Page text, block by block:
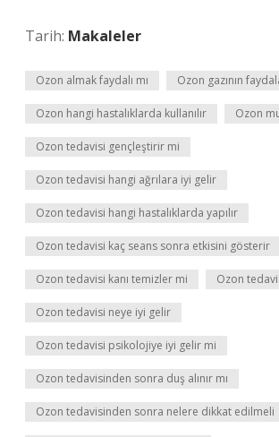
Tarih: Makaleler
Ozon almak faydalı mı Ozon gazının
Ozon hangi hastalıklarda kullanılır Ozon
Ozon tedavisi gençleştirir mi
Ozon tedavisi hangi ağrılara iyi gelir
Ozon tedavisi hangi hastalıklarda yapılır
Ozon tedavisi kaç seans sonra etkisini gösterir
Ozon tedavisi kanı temizler mi Ozon
Ozon tedavisi neye iyi gelir
Ozon tedavisi psikolojiye iyi gelir mi
Ozon tedavisinden sonra duş alınır mı
Ozon tedavisinden sonra nelere dikkat edilmeli